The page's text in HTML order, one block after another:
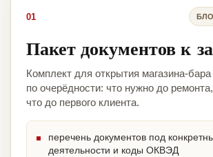
01
Пакет документов к
Комплект для открытия магазина-
по очерёдности: что нужно до
что до первого клиента.
перечень документов под
деятельности и коды ОКВЭД